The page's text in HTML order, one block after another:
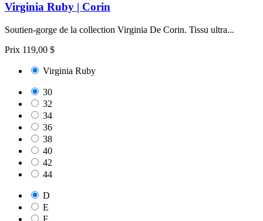
Virginia Ruby | Corin
Soutien-gorge de la collection Virginia De Corin. Tissu ultra...
Prix 119,00 $
Virginia Ruby
30
32
34
36
38
40
42
44
D
E
F